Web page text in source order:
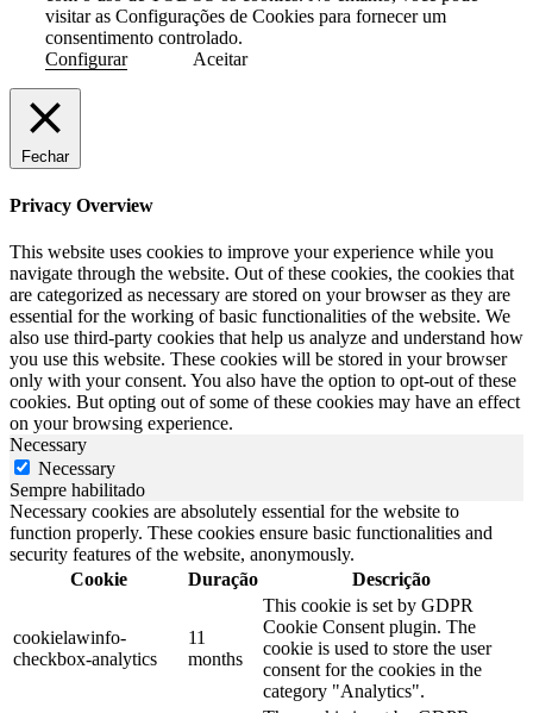
visitar as Configurações de Cookies para fornecer um
consentimento controlado.
Configurar
Aceitar
Fechar
Privacy Overview
This website uses cookies to improve your experience while you
navigate through the website. Out of these cookies, the cookies that
are categorized as necessary are stored on your browser as they are
essential for the working of basic functionalities of the website. We
also use third-party cookies that help us analyze and understand how
you use this website. These cookies will be stored in your browser
only with your consent. You also have the option to opt-out of these
cookies. But opting out of some of these cookies may have an effect
on your browsing experience.
Necessary
Necessary
Sempre habilitado
Necessary cookies are absolutely essential for the website to
function properly. These cookies ensure basic functionalities and
security features of the website, anonymously.
Cookie
Duração Descrição
cookielawinfo-
checkbox-analytics
11
months
This cookie is set by GDPR
Cookie Consent plugin. The
cookie is used to store the user
consent for the cookies in the
category "Analytics".